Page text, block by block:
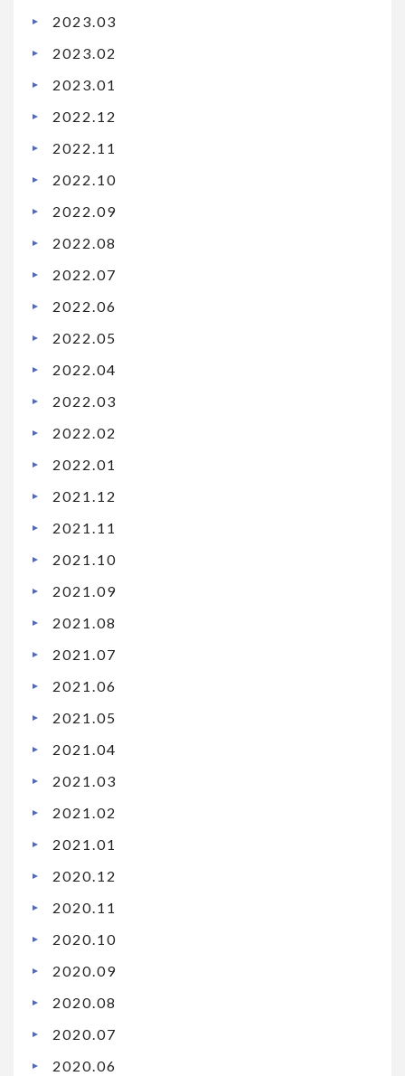
2023.03
2023.02
2023.01
2022.12
2022.11
2022.10
2022.09
2022.08
2022.07
2022.06
2022.05
2022.04
2022.03
2022.02
2022.01
2021.12
2021.11
2021.10
2021.09
2021.08
2021.07
2021.06
2021.05
2021.04
2021.03
2021.02
2021.01
2020.12
2020.11
2020.10
2020.09
2020.08
2020.07
2020.06